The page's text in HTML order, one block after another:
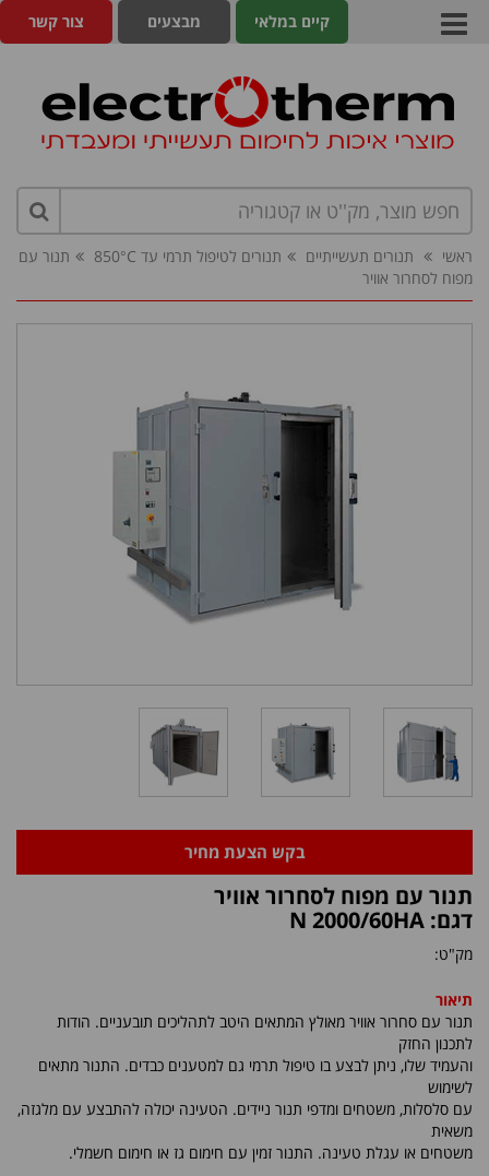
צור קשר מבצעים קיים במלאי
ראשי תנורים תעשייתיים תנורים לטיפול תרמי עד 850°C
תנור עם
מפוח לסחרור אוויר
בקש הצעת מחיר
תנור עם מפוח לסחרור אוויר
דגם: N 2000/60HA
מק"ט:
תיאור
תנור עם סחרור אוויר מאולץ המתאים היטב לתהליכים תובעניים. הודות
לתכנון החזק
והעמיד שלו, ניתן לבצע בו טיפול תרמי גם למטענים כבדים. התנור מתאים
לשימוש
עם סלסלות, משטחים ומדפי תנור ניידים. הטעינה יכולה להתבצע עם מלגזה,
משאית
משטחים או עגלת טעינה. התנור זמין עם חימום גז או חימום חשמלי.